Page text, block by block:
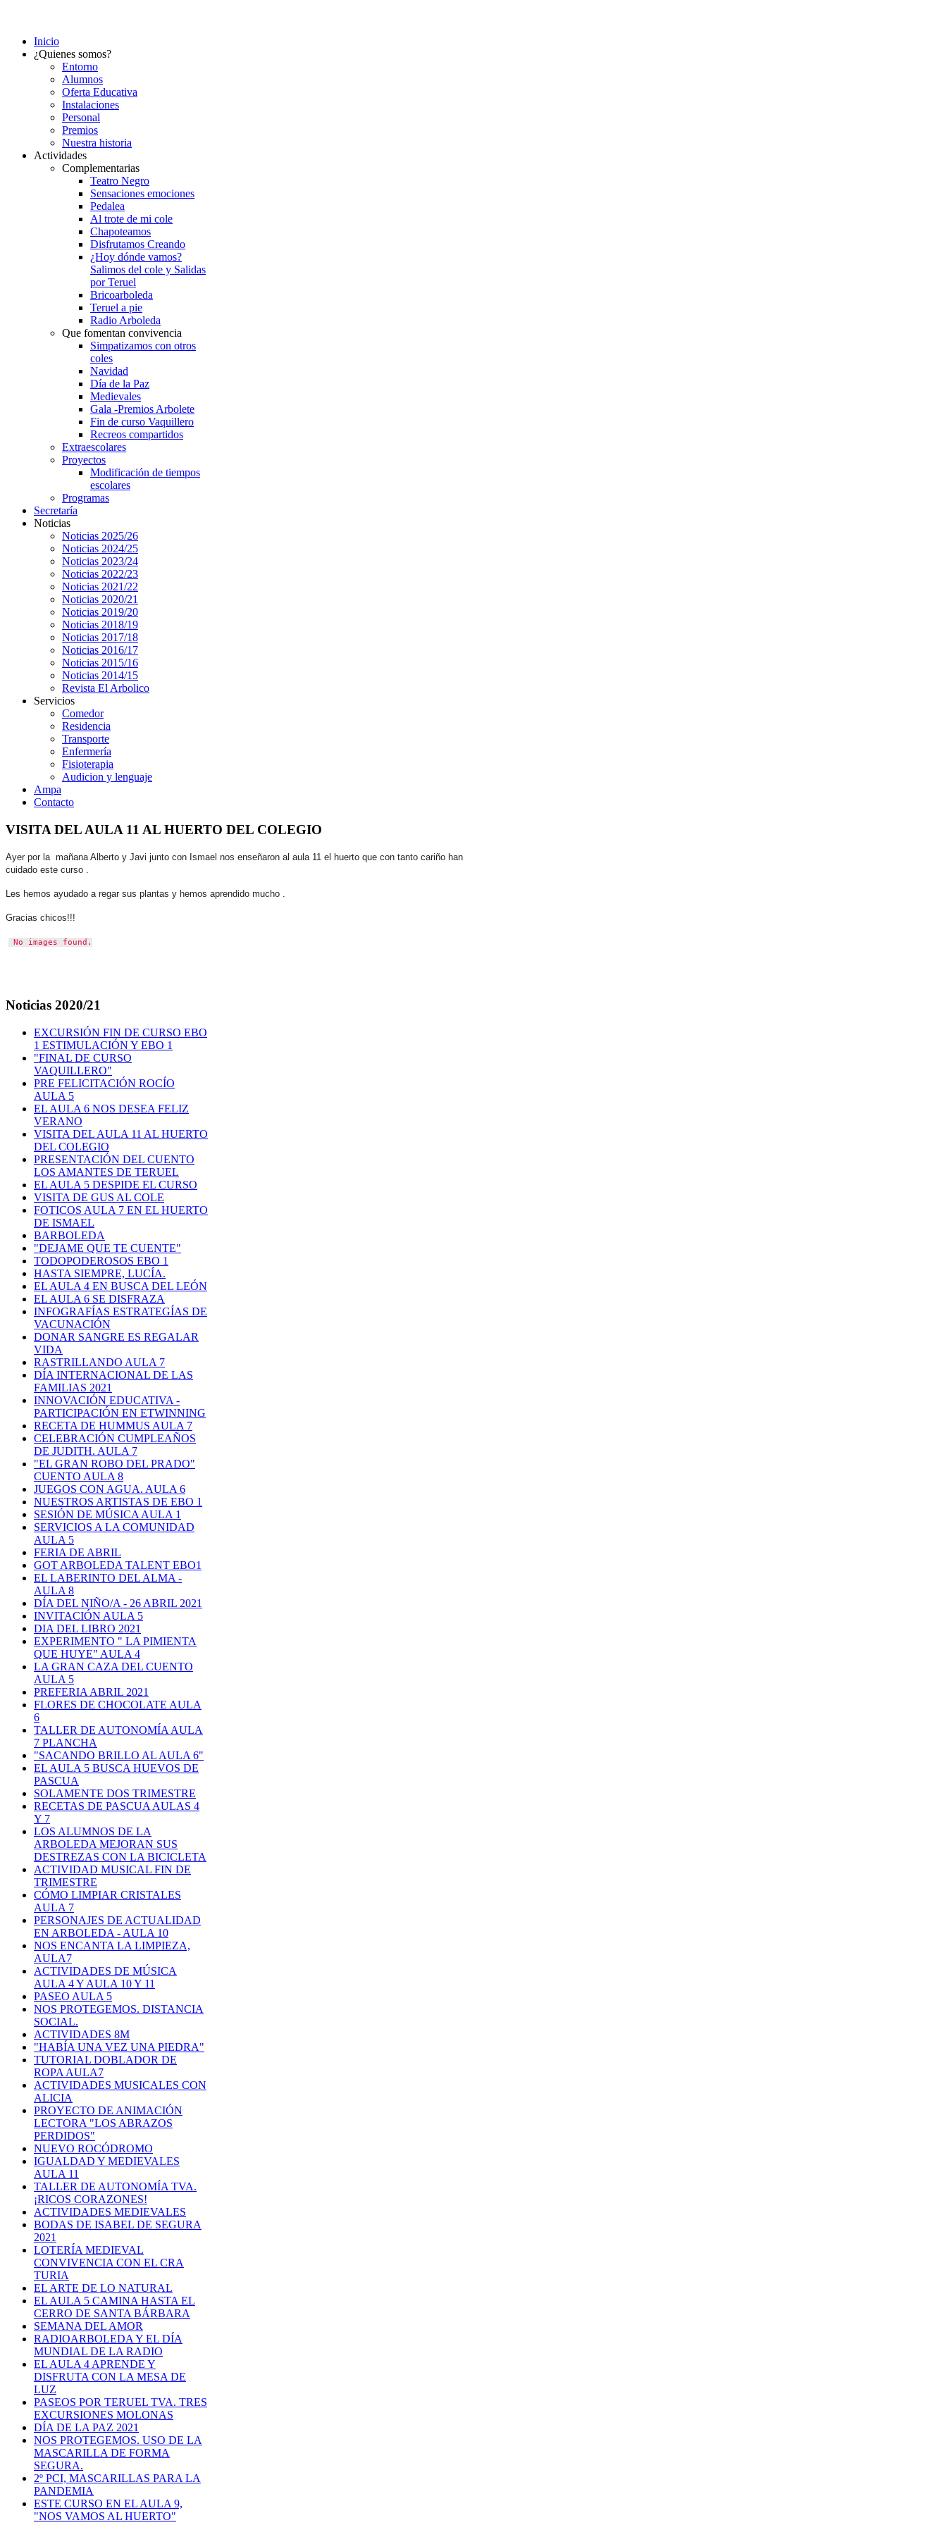
Inicio
¿Quienes somos?
Entorno
Alumnos
Oferta Educativa
Instalaciones
Personal
Premios
Nuestra historia
Actividades
Complementarias
Teatro Negro
Sensaciones emociones
Pedalea
Al trote de mi cole
Chapoteamos
Disfrutamos Creando
¿Hoy dónde vamos?
Salimos del cole y Salidas
por Teruel
Bricoarboleda
Teruel a pie
Radio Arboleda
Que fomentan convivencia
Simpatizamos con otros
coles
Navidad
Día de la Paz
Medievales
Gala -Premios Arbolete
Fin de curso Vaquillero
Recreos compartidos
Extraescolares
Proyectos
Modificación de tiempos
escolares
Programas
Secretaría
Noticias
Noticias 2025/26
Noticias 2024/25
Noticias 2023/24
Noticias 2022/23
Noticias 2021/22
Noticias 2020/21
Noticias 2019/20
Noticias 2018/19
Noticias 2017/18
Noticias 2016/17
Noticias 2015/16
Noticias 2014/15
Revista El Arbolico
Servicios
Comedor
Residencia
Transporte
Enfermería
Fisioterapia
Audicion y lenguaje
Ampa
Contacto
VISITA DEL AULA 11 AL HUERTO DEL COLEGIO
Ayer por la mañana Alberto y Javi junto con Ismael nos enseñaron al aula 11 el huerto que con tanto cariño han
cuidado este curso .
Les hemos ayudado a regar sus plantas y hemos aprendido mucho .
Gracias chicos!!!
No images found.
Noticias 2020/21
EXCURSIÓN FIN DE CURSO EBO
1 ESTIMULACIÓN Y EBO 1
"FINAL DE CURSO
VAQUILLERO"
PRE FELICITACIÓN ROCÍO
AULA 5
EL AULA 6 NOS DESEA FELIZ
VERANO
VISITA DEL AULA 11 AL HUERTO
DEL COLEGIO
PRESENTACIÓN DEL CUENTO
LOS AMANTES DE TERUEL
EL AULA 5 DESPIDE EL CURSO
VISITA DE GUS AL COLE
FOTICOS AULA 7 EN EL HUERTO
DE ISMAEL
BARBOLEDA
"DEJAME QUE TE CUENTE"
TODOPODEROSOS EBO 1
HASTA SIEMPRE, LUCÍA.
EL AULA 4 EN BUSCA DEL LEÓN
EL AULA 6 SE DISFRAZA
INFOGRAFÍAS ESTRATEGÍAS DE
VACUNACIÓN
DONAR SANGRE ES REGALAR
VIDA
RASTRILLANDO AULA 7
DÍA INTERNACIONAL DE LAS
FAMILIAS 2021
INNOVACIÓN EDUCATIVA -
PARTICIPACIÓN EN ETWINNING
RECETA DE HUMMUS AULA 7
CELEBRACIÓN CUMPLEAÑOS
DE JUDITH. AULA 7
"EL GRAN ROBO DEL PRADO"
CUENTO AULA 8
JUEGOS CON AGUA. AULA 6
NUESTROS ARTISTAS DE EBO 1
SESIÓN DE MÚSICA AULA 1
SERVICIOS A LA COMUNIDAD
AULA 5
FERIA DE ABRIL
GOT ARBOLEDA TALENT EBO1
EL LABERINTO DEL ALMA -
AULA 8
DÍA DEL NIÑO/A - 26 ABRIL 2021
INVITACIÓN AULA 5
DIA DEL LIBRO 2021
EXPERIMENTO " LA PIMIENTA
QUE HUYE" AULA 4
LA GRAN CAZA DEL CUENTO
AULA 5
PREFERIA ABRIL 2021
FLORES DE CHOCOLATE AULA
6
TALLER DE AUTONOMÍA AULA
7 PLANCHA
"SACANDO BRILLO AL AULA 6"
EL AULA 5 BUSCA HUEVOS DE
PASCUA
SOLAMENTE DOS TRIMESTRE
RECETAS DE PASCUA AULAS 4
Y 7
LOS ALUMNOS DE LA
ARBOLEDA MEJORAN SUS
DESTREZAS CON LA BICICLETA
ACTIVIDAD MUSICAL FIN DE
TRIMESTRE
CÓMO LIMPIAR CRISTALES
AULA 7
PERSONAJES DE ACTUALIDAD
EN ARBOLEDA - AULA 10
NOS ENCANTA LA LIMPIEZA,
AULA7
ACTIVIDADES DE MÚSICA
AULA 4 Y AULA 10 Y 11
PASEO AULA 5
NOS PROTEGEMOS. DISTANCIA
SOCIAL.
ACTIVIDADES 8M
"HABÍA UNA VEZ UNA PIEDRA"
TUTORIAL DOBLADOR DE
ROPA AULA7
ACTIVIDADES MUSICALES CON
ALICIA
PROYECTO DE ANIMACIÓN
LECTORA "LOS ABRAZOS
PERDIDOS"
NUEVO ROCÓDROMO
IGUALDAD Y MEDIEVALES
AULA 11
TALLER DE AUTONOMÍA TVA.
¡RICOS CORAZONES!
ACTIVIDADES MEDIEVALES
BODAS DE ISABEL DE SEGURA
2021
LOTERÍA MEDIEVAL
CONVIVENCIA CON EL CRA
TURIA
EL ARTE DE LO NATURAL
EL AULA 5 CAMINA HASTA EL
CERRO DE SANTA BÁRBARA
SEMANA DEL AMOR
RADIOARBOLEDA Y EL DÍA
MUNDIAL DE LA RADIO
EL AULA 4 APRENDE Y
DISFRUTA CON LA MESA DE
LUZ
PASEOS POR TERUEL TVA. TRES
EXCURSIONES MOLONAS
DÍA DE LA PAZ 2021
NOS PROTEGEMOS. USO DE LA
MASCARILLA DE FORMA
SEGURA.
2º PCI, MASCARILLAS PARA LA
PANDEMIA
ESTE CURSO EN EL AULA 9,
"NOS VAMOS AL HUERTO"